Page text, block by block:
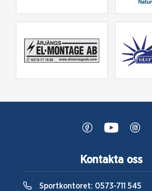
Kontakta oss
Sportkontoret: 0573-711 545